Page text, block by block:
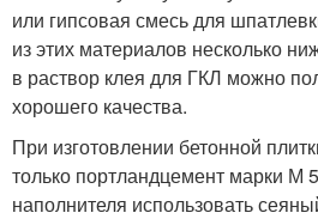
или гипсовая смесь для
из этих материалов несколько
в раствор клея для ГКЛ можно
хорошего качества.
При изготовлении бетонной
только портландцемент марки М
наполнителя использовать